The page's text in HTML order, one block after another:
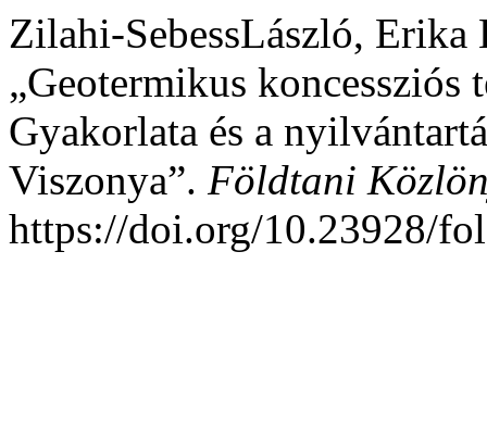
Zilahi-SebessLászló, Erika
„Geotermikus koncessziós
Gyakorlata és a
Viszonya”. Földtani
https://doi.org/10.23928/